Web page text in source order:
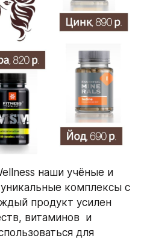
наши учёные и
комплексы с
продукт усилен
витаминов  и
для